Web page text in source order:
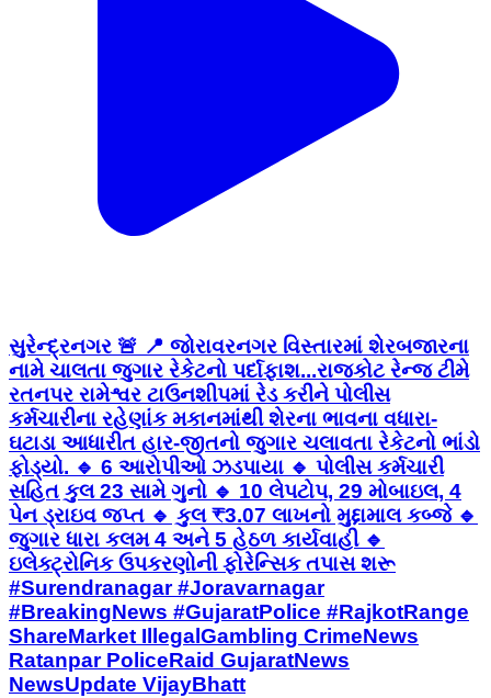
સુરેન્દ્રનગર 🚨 📍 જોરાવરનગર વિસ્તારમાં શેરબજારના
નામે ચાલતા જુગાર રેકેટનો પર્દાફાશ...રાજકોટ રેન્જ ટીમે
રતનપર રામેશ્વર ટાઉનશીપમાં રેડ કરીને પોલીસ
કર્મચારીના રહેણાંક મકાનમાંથી શેરના ભાવના વધારા-
ઘટાડા આધારીત હાર-જીતનો જુગાર ચલાવતા રેકેટનો ભાંડો
ફોડ્યો. 🔹 6 આરોપીઓ ઝડપાયા 🔹 પોલીસ કર્મચારી
સહિત કુલ 23 સામે ગુનો 🔹 10 લેપટોપ, 29 મોબાઇલ, 4
પેન ડ્રાઇવ જપ્ત 🔹 કુલ ₹3.07 લાખનો મુદ્દામાલ કબ્જે 🔹
જુગાર ધારા કલમ 4 અને 5 હેઠળ કાર્યવાહી 🔹
ઇલેક્ટ્રોનિક ઉપકરણોની ફોરેન્સિક તપાસ શરૂ
#Surendranagar #Joravarnagar
#BreakingNews #GujaratPolice #RajkotRange
ShareMarket IllegalGambling CrimeNews
Ratanpar PoliceRaid GujaratNews
NewsUpdate VijayBhatt